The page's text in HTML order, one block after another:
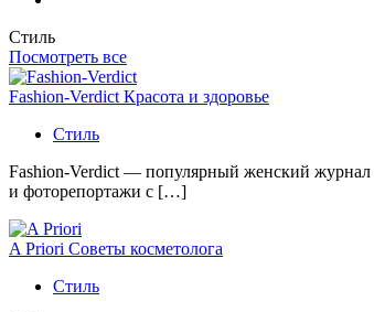
Стиль
Посмотреть все
Fashion-Verdict Красота и здоровье
Стиль
Fashion-Verdict — популярный женский журнал
и фоторепортажи с […]
A Priori Советы косметолога
Стиль